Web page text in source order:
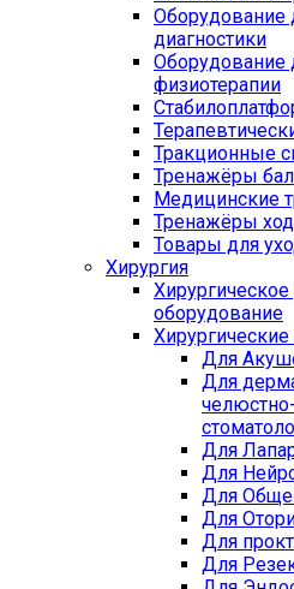
Оборудование
диагностики
Оборудование
физиотерапии
Тракционные
Тренажёры
Медицинские
Тренажёры
Товары для
Хирургия
оборудование
Для
Для
Для
Для
Для
Для
Для
Для